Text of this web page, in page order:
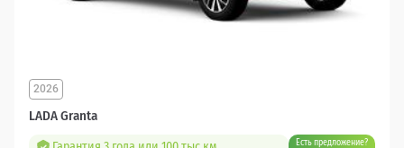
LADA Granta
2026
Есть предложение?